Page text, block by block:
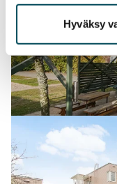
Hyväksy